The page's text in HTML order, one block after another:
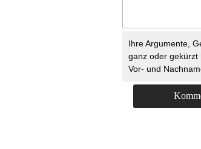
Ihre Argumente,
ganz oder gekürzt
Vor- und